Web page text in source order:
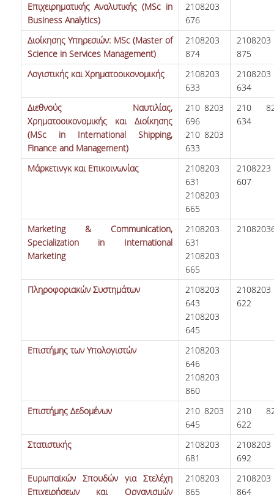
ΤΜΗΜΑ ΔΙΟΙΚΗΤΙΚΗΣ
ΕΠΙΣΤΗΜΗΣ &
ΤΕΧΝΟΛΟΓΙΑΣ
ΤΜΗΜΑ ΟΡΓΑΝΩΣΗΣ ΚΑΙ
ΔΙΟΙΚΗΣΗΣ
ΕΠΙΧΕΙΡΗΣΕΩΝ
ΤΜΗΜΑ ΛΟΓΙΣΤΙΚΗΣ &
ΧΡΗΜΑΤΟΟΙΚΟΝΟΜΙΚΗΣ
ΤΜΗΜΑ ΜΑΡΚΕΤΙΝΓΚ &
ΕΠΙΚΟΙΝΩΝΙΑΣ
ΣΧΟΛΗ ΕΠΙΣΤΗΜΩΝ ΚΑΙ
ΤΕΧΝΟΛΟΓΙΑΣ ΤΗΣ
ΠΛΗΡΟΦΟΡΙΑΣ
ΤΜΗΜΑ ΠΛΗΡΟΦΟΡΙΚΗΣ
ΤΜΗΜΑ ΣΤΑΤΙΣΤΙΚΗΣ
ΜΕΤΑΠΤΥΧΙΑΚΑ
ΠΡΟΓΡΑΜΜΑΤΑ
ΜΕΤΑΠΤΥΧΙΑΚΩΝ
Επιχειρηματικής Αναλυτικής (MSc in
Business Analytics)
2108203
676
Διοίκησης Υπηρεσιών: MSc (Master of
Science in Services Management)
2108203
874
2108203
875
Λογιστικής και Χρηματοοικονομικής
2108203
633
2108203
634
Διεθνούς Ναυτιλίας,
Χρηματοοικονομικής και Διοίκησης
(MSc in International Shipping,
Finance and Management)
210 8203
696
210 8203
633
210
634
Μάρκετινγκ και Επικοινωνίας
2108203
631
2108203
665
2108223
607
Marketing & Communication,
Specialization in International
Marketing
2108203
631
2108203
665
Πληροφοριακών Συστημάτων
2108203
643
2108203
645
2108203
622
Επιστήμης των Υπολογιστών
2108203
646
2108203
860
Επιστήμης Δεδομένων
210 8203
645
210
622
Στατιστικής
2108203
681
2108203
692
Ευρωπαϊκών Σπουδών για Στελέχη
Επιχειρήσεων και Οργανισμών
2108203
865
2108203
864